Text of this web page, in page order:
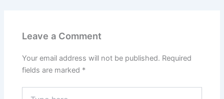
Leave a Comment
Your email address will not be published. Required
fields are marked *